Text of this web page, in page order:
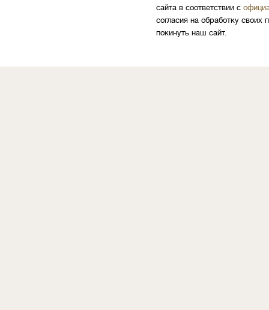
сайта в соответствии с
согласия на обработку
покинуть наш сайт.